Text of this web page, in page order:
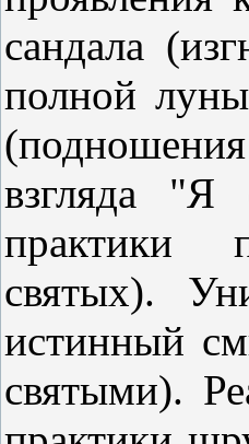
сандала
полной
взгляда
практики
святых).
истинный
святыми).